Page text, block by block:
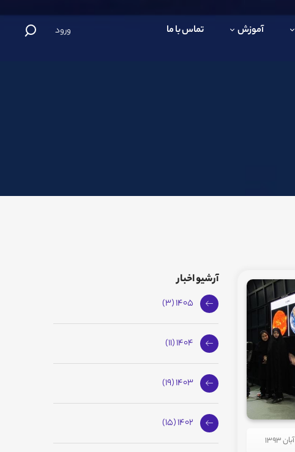
آموزش تماس با ما ورود
آرشیو اخبار
1405 (3)
1404 (11)
1403 (19)
1402 (15)